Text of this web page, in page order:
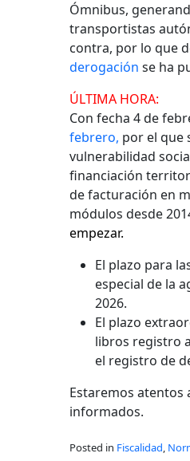
Ómnibus,
transportistas
contra, por lo que
derogación se ha
ÚLTIMA HORA:
Con fecha 4 de
febrero, por el que
vulnerabilidad
financiación
de facturación en
módulos desde
empezar.
El plazo para
especial de la
2026.
El plazo
libros registro
el registro de
Estaremos atentos
informados.
Posted in Fiscalidad,